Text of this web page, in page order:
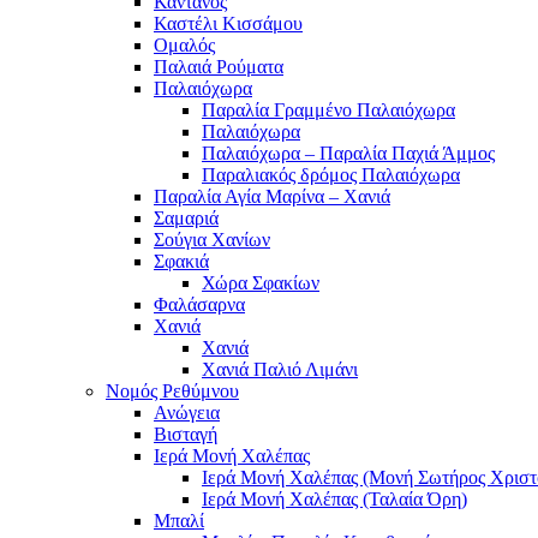
Καστέλι Κισσάμου
Ομαλός
Παλαιά Ρούματα
Παλαιόχωρα
Παραλία Γραμμένο Παλαιόχωρα
Παλαιόχωρα
Παλαιόχωρα – Παραλία Παχιά Άμμος
Παραλιακός δρόμος Παλαιόχωρα
Παραλία Αγία Μαρίνα – Χανιά
Σαμαριά
Σούγια Χανίων
Σφακιά
Χώρα Σφακίων
Φαλάσαρνα
Χανιά
Χανιά
Χανιά Παλιό Λιμάνι
Νομός Ρεθύμνου
Ανώγεια
Βισταγή
Ιερά Μονή Χαλέπας
Ιερά Μονή Χαλέπας (Μονή Σωτήρος
Ιερά Μονή Χαλέπας (Ταλαία Όρη)
Μπαλί